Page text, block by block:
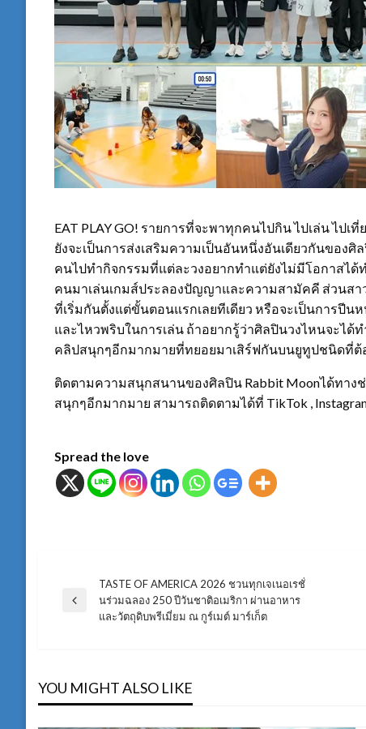
EAT PLAY GO! รายการที่จะพาทุกคนไปกิน ไปเล่น ไป
ยังจะเป็นการส่งเสริมความเป็นอันหนึ่งอันเดียวกันของ
คนไปทำกิจกรรมที่แต่ละวงอยากทำแต่ยังไม่มีโอกาสได้
คนมาเล่นเกมส์ประลองปัญญาและความสามัคคี ส่วนสา
ที่เริ่มกันตั้งแต่ขั้นตอนแรกเลยทีเดียว หรือจะเป็นการปีน
และไหวพริบในการเล่น ถ้าอยากรู้ว่าศิลปินวงไหนจะได้
คลิปสนุกๆอีกมากมายที่ทยอยมาเสิร์ฟกันบนยูทูปชนิดที่ต้
ติดตามความสนุกสนานของศิลปิน Rabbit Moonได้ทาง
สนุกๆอีกมากมาย สามารถติดตามได้ที่ TikTok ,
Spread the love
แนะแนว
Previous
TASTE OF AMERICA 2026 ชวนทุกเจเนอเรชั่
นร่วมฉลอง 250 ปีวันชาติอเมริกา ผ่านอาหาร
และวัตถุดิบพรีเมี่ยม ณ กูร์เมต์ มาร์เก็ต
YOU MIGHT ALSO LIKE